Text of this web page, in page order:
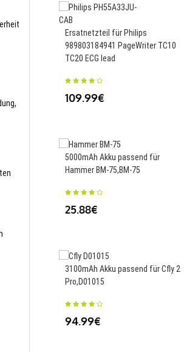
Ersatnetzteil für Philips
989803184941 PageWriter TC10
TC20 ECG lead
109.99€
5000mAh Akku passend für
Hammer BM-75,BM-75
25.88€
3100mAh Akku passend für Cfly 2
Pro,D01015
94.99€